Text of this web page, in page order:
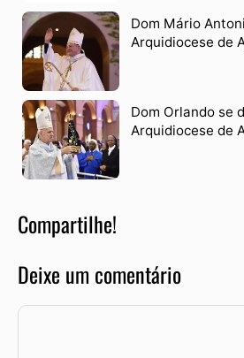
Dom Mário
Arquidiocese de
Dom Orlando se
Arquidiocese de
Compartilhe!
Deixe um comentário
Comentário